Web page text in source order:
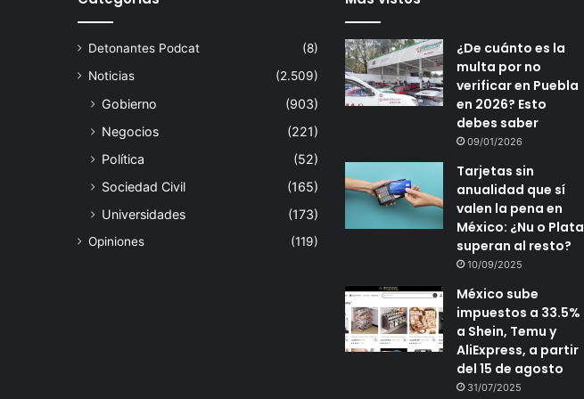
Detonantes Podcat
(8)
Noticias
(2.509)
Gobierno
(903)
Negocios
(221)
Política
(52)
Sociedad Civil
(165)
Universidades
(173)
Opiniones (119)
¿De cuánto es la
multa por no
verificar en Puebla
en 2026? Esto
debes saber
09/01/2026
Tarjetas sin
anualidad que sí
valen la pena en
México: ¿Nu o Plata
superan al resto?
10/09/2025
México sube
impuestos a 33.5%
a Shein, Temu y
AliExpress, a partir
del 15 de agosto
31/07/2025